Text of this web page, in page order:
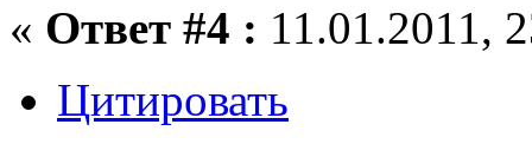
« Ответ #4 : 11.01.2011,
Цитировать